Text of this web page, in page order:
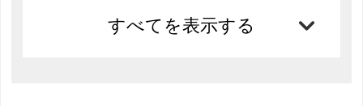
すべてを表示する